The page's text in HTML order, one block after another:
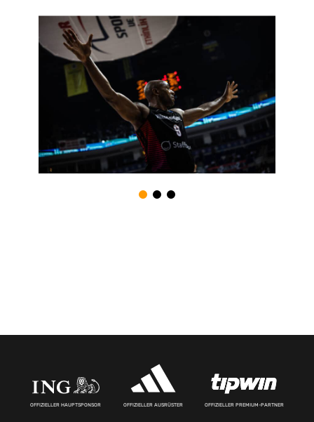
OFFIZIELLER HAUPTSPONSOR OFFIZIELLER AUSRÜSTER OFFIZIELLER PREMIUM-PARTNER